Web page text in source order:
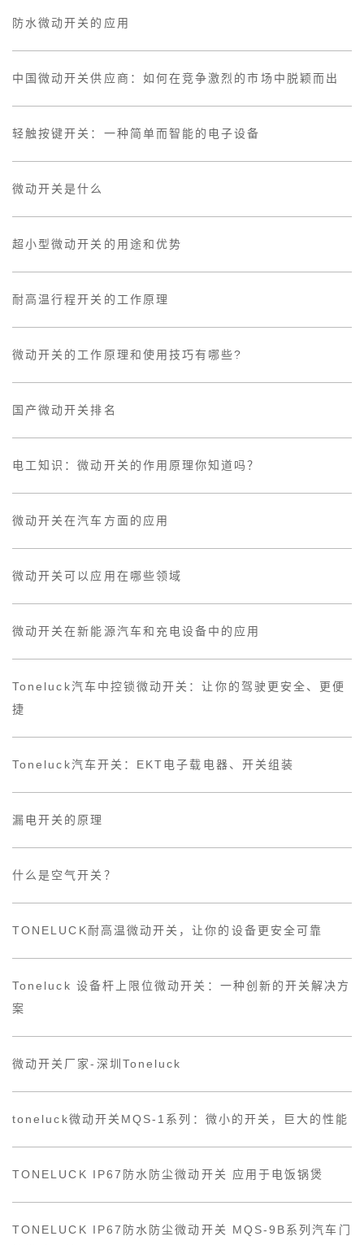
防水微动开关的应用
中国微动开关供应商：如何在竞争激烈的市场中脱颖而出
轻触按键开关：一种简单而智能的电子设备
微动开关是什么
超小型微动开关的用途和优势
耐高温行程开关的工作原理
微动开关的工作原理和使用技巧有哪些?
国产微动开关排名
电工知识：微动开关的作用原理你知道吗？
微动开关在汽车方面的应用
微动开关可以应用在哪些领域
微动开关在新能源汽车和充电设备中的应用
Toneluck汽车中控锁微动开关：让你的驾驶更安全、更便
捷
Toneluck汽车开关：EKT电子载电器、开关组装
漏电开关的原理
什么是空气开关？
TONELUCK耐高温微动开关，让你的设备更安全可靠
Toneluck 设备杆上限位微动开关：一种创新的开关解决方
案
微动开关厂家-深圳Toneluck
toneluck微动开关MQS-1系列：微小的开关，巨大的性能
TONELUCK IP67防水防尘微动开关 应用于电饭锅煲
TONELUCK IP67防水防尘微动开关 MQS-9B系列汽车门